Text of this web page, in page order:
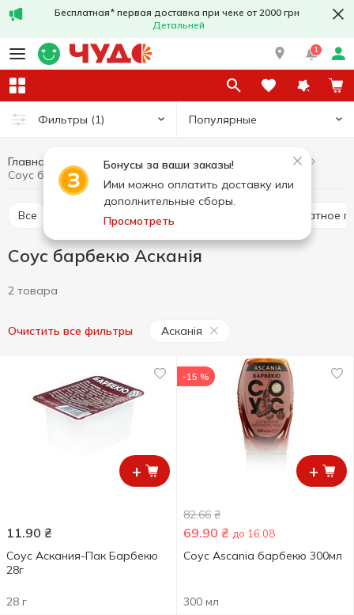
Бесплатная* первая доставка при чеке от 2000 грн
Детальней
1
Фильтры (1) Популярные
Бонусы за ваши заказы!
Ими можно оплатить доставку или
дополнительные сборы.
Просмотреть
Главная Соусы и специи Соусы
Cоус барбекю
Cоус барбекю Асканія
Все Томатный соус Томатное
Cоус барбекю Асканія
2 товара
Очистить все фильтры Асканія
+
11.90 ₴
Соус Аскания-Пак Барбекю
28г
28 г
+
-15 %
82.66 ₴
69.90 ₴ до 16.08
Соус Ascania барбекю 300мл
300 мл